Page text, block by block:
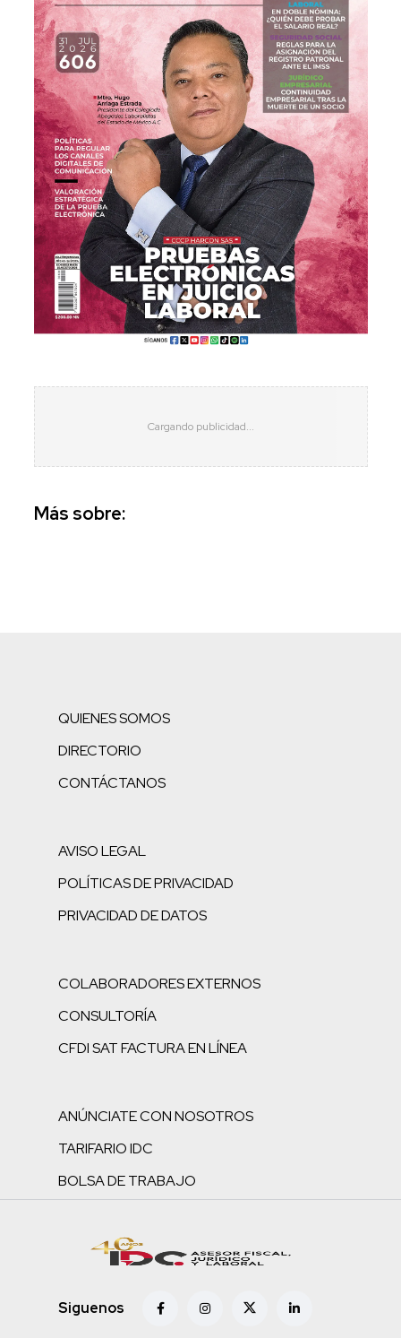
Más sobre:
QUIENES SOMOS
DIRECTORIO
CONTÁCTANOS
AVISO LEGAL
POLÍTICAS DE PRIVACIDAD
PRIVACIDAD DE DATOS
COLABORADORES EXTERNOS
CONSULTORÍA
CFDI SAT FACTURA EN LÍNEA
ANÚNCIATE CON NOSOTROS
TARIFARIO IDC
BOLSA DE TRABAJO
Siguenos